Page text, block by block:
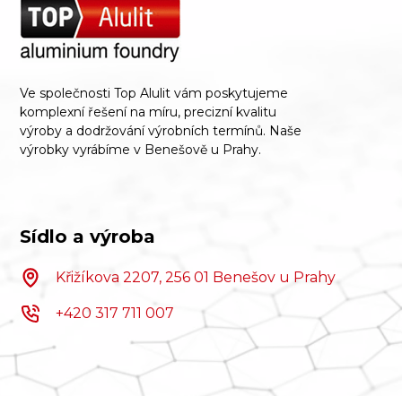
Ve společnosti Top Alulit vám poskytujeme
komplexní řešení na míru, precizní kvalitu
výroby a dodržování výrobních termínů. Naše
výrobky vyrábíme v Benešově u Prahy.
Sídlo a výroba
Křižíkova 2207, 256 01 Benešov u Prahy
+420 317 711 007